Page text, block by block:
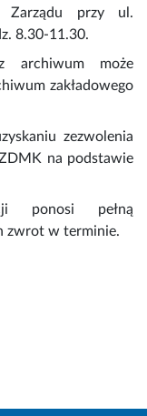
Zarządu przy ul.
8.30-11.30.
archiwum może
zakładowego
zezwolenia
na podstawie
ponosi pełną
zwrot w terminie.